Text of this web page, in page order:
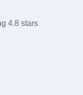
4.8 stars